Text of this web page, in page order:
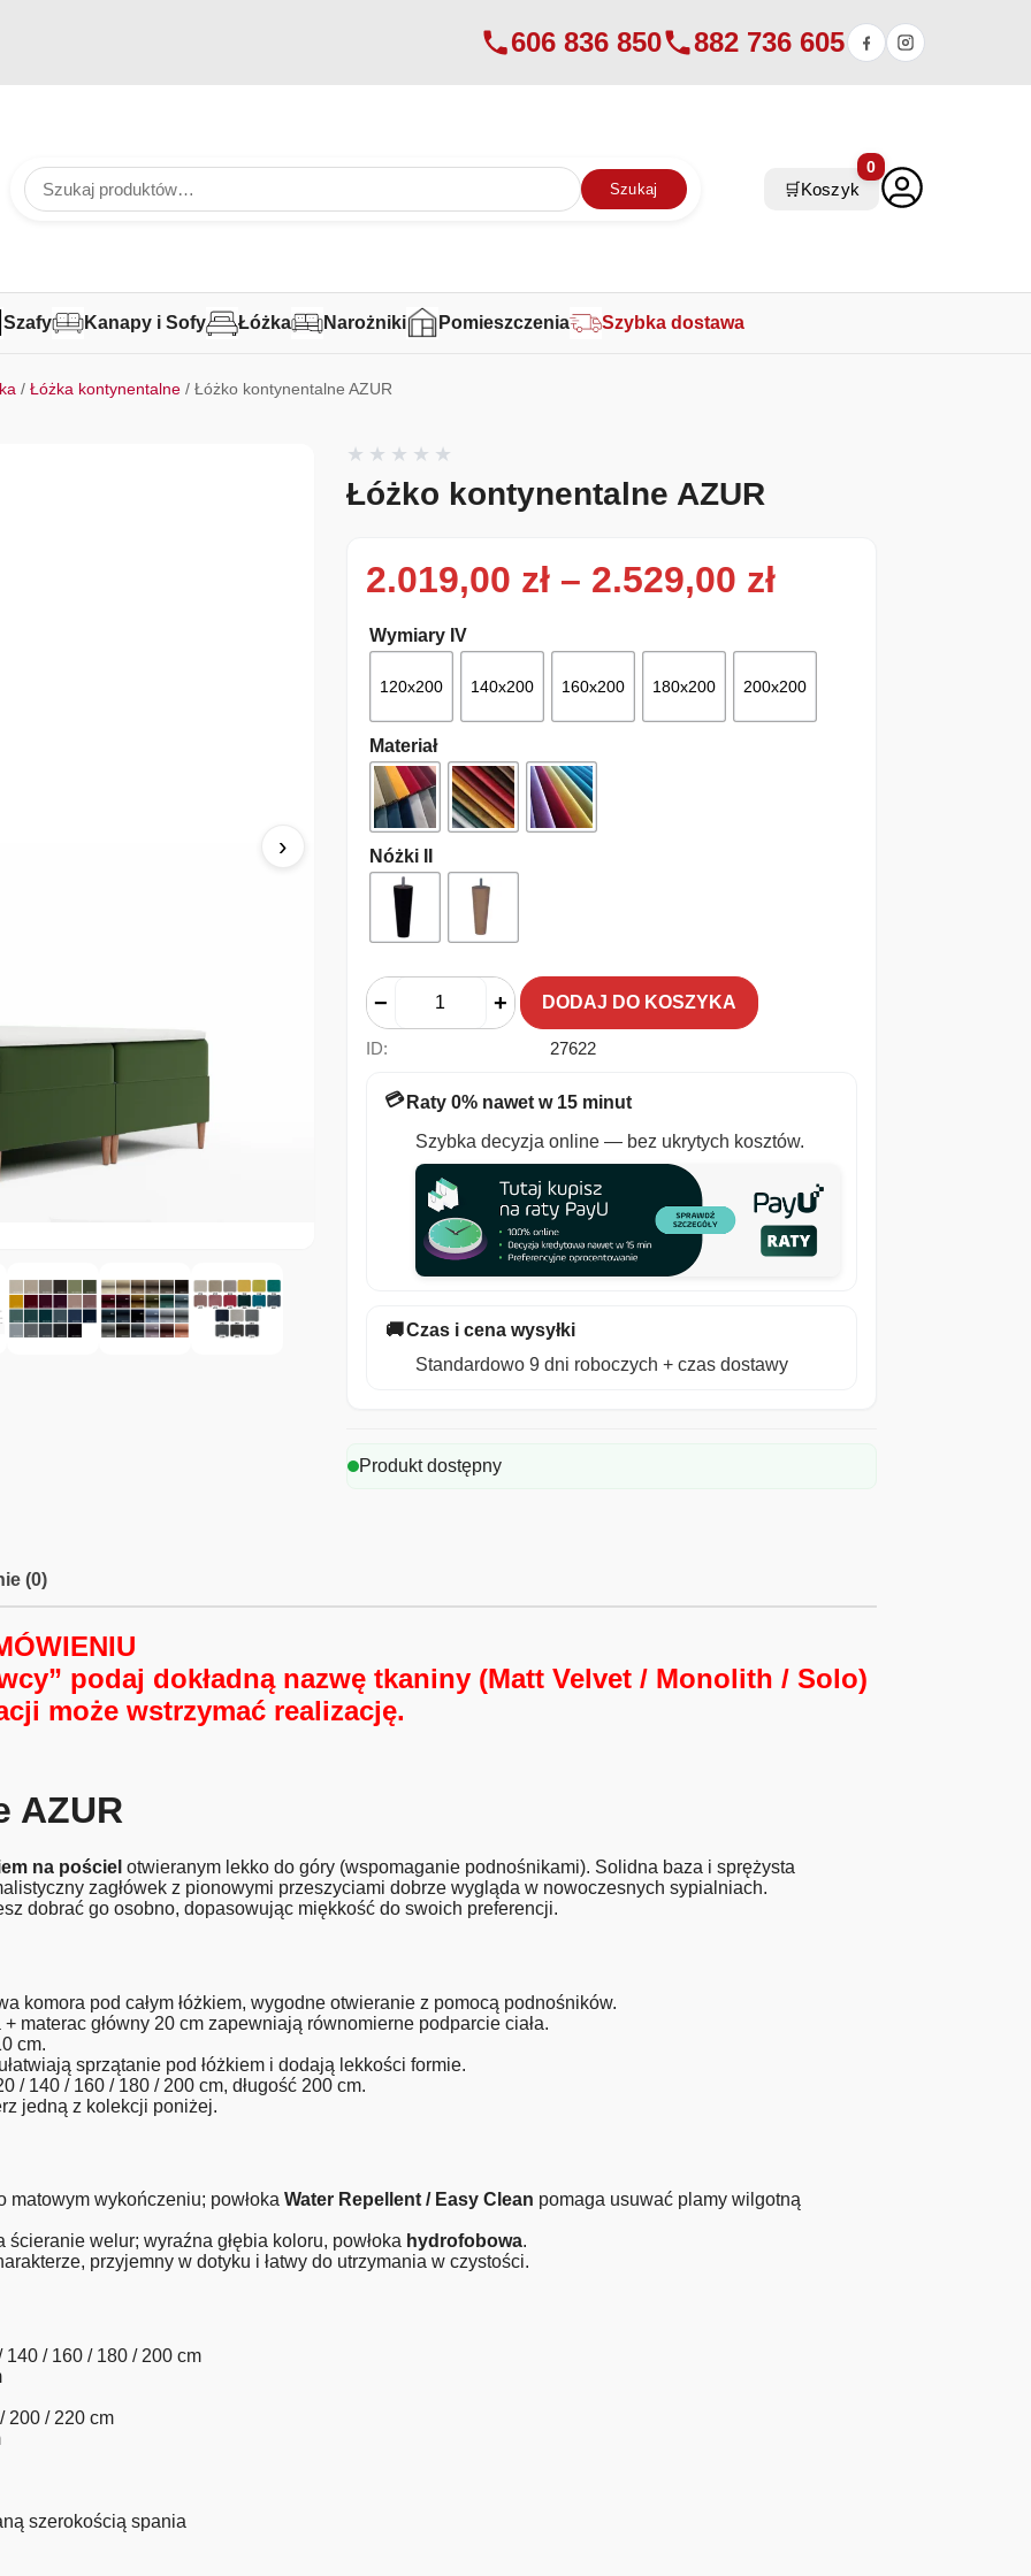
606 836 850 882 736 605
Szukaj 🛒Koszyk
0
Szafy Kanapy i Sofy Łóżka Narożniki Pomieszczenia Szybka dostawa
/Łóżka kontynentalne / Łóżko kontynentalne AZUR
›
Łóżko kontynentalne AZUR
2.019,00 zł – 2.529,00 złZakres cen:
Wymiary IV
120x200 140x200 160x200 180x200 200x200
Materiał
Nóżki II
− + DODAJ DO KOSZYKA
ID: 27622
💳 Raty 0% nawet w 15 minut
Szybka decyzja online — bez ukrytych kosztów.
🚚Czas i cena wysyłki
Standardowo 9 dni roboczych + czas dostawy
Produkt dostępny
(0)
podaj dokładną nazwę tkaniny (Matt Velvet / Monolith / Solo)
możewstrzymać realizację.
AZUR
na pościel otwieranym lekko do góry (wspomaganie podnośnikami). Solidna baza i sprężysta
zagłówek z pionowymi przeszyciami dobrze wygląda w nowoczesnych sypialniach.
dobrać go osobno, dopasowując miękkość do swoich preferencji.
komora pod całym łóżkiem, wygodne otwieranie z pomocą podnośników.
materac główny 20 cm zapewniają równomierne podparcie ciała.
cm.
sprzątanie pod łóżkiem i dodają lekkości formie.
/ 140 / 160 / 180 / 200 cm, długość 200 cm.
jedną z kolekcji poniżej.
matowym wykończeniu; powłokaWater Repellent / Easy Clean pomaga usuwać plamy wilgotną
welur; wyraźna głębia koloru, powłoka hydrofobowa.
przyjemny w dotyku i łatwy do utrzymania w czystości.
/ 160 / 180 / 200 cm
200 / 220 cm
szerokością spania